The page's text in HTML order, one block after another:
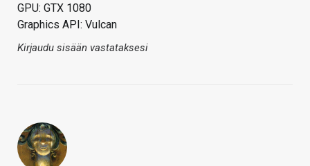
GPU: GTX 1080
Graphics API: Vulcan
Kirjaudu sisään vastataksesi